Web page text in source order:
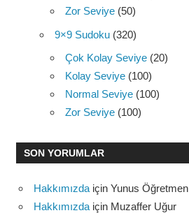
Zor Seviye (50)
9×9 Sudoku (320)
Çok Kolay Seviye (20)
Kolay Seviye (100)
Normal Seviye (100)
Zor Seviye (100)
SON YORUMLAR
Hakkımızda için Yunus Öğretmen
Hakkımızda için Muzaffer Uğur